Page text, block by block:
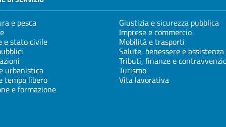
e pesca
e stato civile
urbanistica
tempo libero
e formazione
Giustizia e sicurezza pubblica
Imprese e commercio
Mobilità e trasporti
Salute, benessere e assistenza
Tributi, finanze e
Turismo
Vita lavorativa